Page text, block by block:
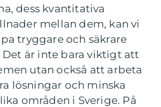
dess kvantitativa
mellan dem, kan vi
tryggare och säkrare
Det är inte bara viktigt att
utan också att arbeta
lösningar och minska
områden i Sverige. På